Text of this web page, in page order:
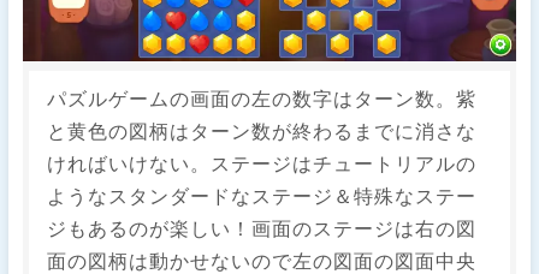
パズルゲームの画面の左の数字はターン数。紫
と黄色の図柄はターン数が終わるまでに消さな
ければいけない。ステージはチュートリアルの
ようなスタンダードなステージ＆特殊なステー
ジもあるのが楽しい！画面のステージは右の図
面の図柄は動かせないので左の図面の図面中央